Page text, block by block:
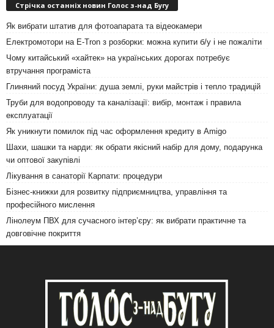
Стрічка останніх новин Голос з-над Бугу
Як вибрати штатив для фотоапарата та відеокамери
Електромотори на E-Tron з розборки: можна купити б/у і не пожаліти
Чому китайський «хайтек» на українських дорогах потребує
втручання програміста
Глиняний посуд України: душа землі, руки майстрів і тепло традицій
Труби для водопроводу та каналізації: вибір, монтаж і правила
експлуатації
Як уникнути помилок під час оформлення кредиту в Amigo
Шахи, шашки та нарди: як обрати якісний набір для дому, подарунка
чи оптової закупівлі
Лікування в санаторії Карпати: процедури
Бізнес-книжки для розвитку підприємництва, управління та
професійного мислення
Лінолеум ПВХ для сучасного інтер’єру: як вибрати практичне та
довговічне покриття